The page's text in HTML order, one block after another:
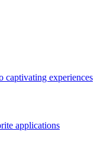
captivating experiences
applications